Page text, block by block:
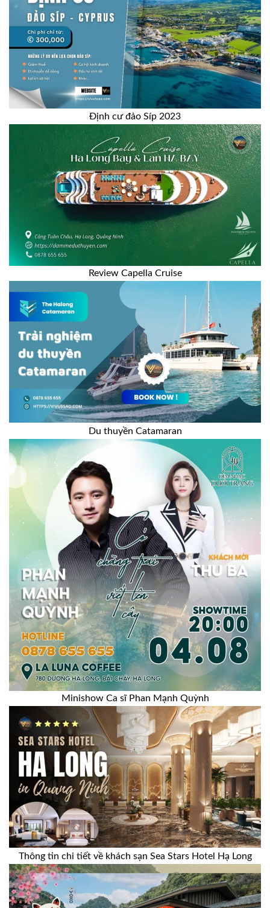
Định cư đảo Síp 2023
Review Capella Cruise
Du thuyền Catamaran
Minishow Ca sĩ Phan Mạnh Quỳnh
Thông tin chi tiết về khách sạn Sea Stars Hotel Hạ Long